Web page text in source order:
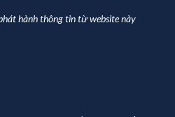
hành thông tin từ website này